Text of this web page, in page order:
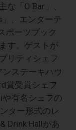
な「O Bar」、
、エンターテ
ポーツブック
す。ゲストが
リティシェフ
ンステーキハウ
賞受賞シェフ
や有名シェフの
ター形式のレ
Drink Hallがあ